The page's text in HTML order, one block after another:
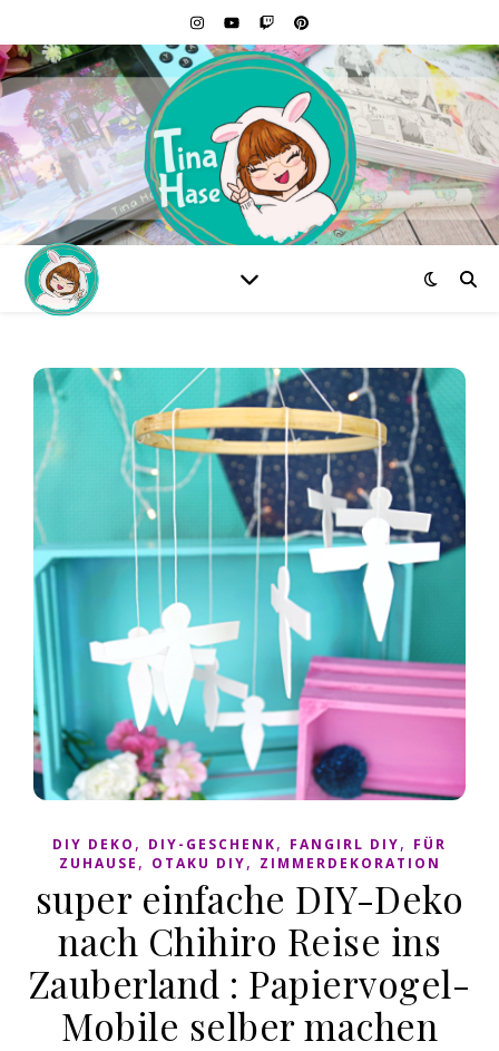
DIY DEKO , DIY-GESCHENK, FANGIRL DIY, FÜR
ZUHAUSE , OTAKU DIY, ZIMMERDEKORATION
super einfache DIY-Deko
nach Chihiro Reise ins
Zauberland : Papiervogel-
Mobile selber machen